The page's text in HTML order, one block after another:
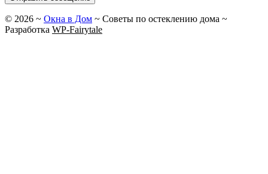
© 2026 ~ Окна в Дом ~ Советы по остеклению дома ~
Разработка WP-Fairytale